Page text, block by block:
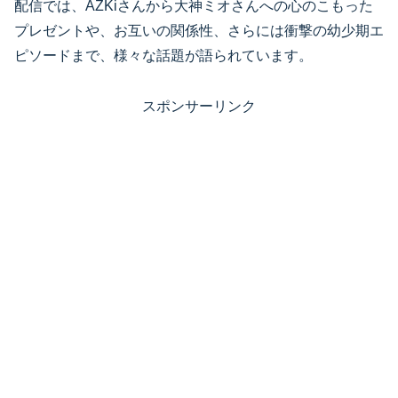
配信では、AZKiさんから大神ミオさんへの心のこもった
プレゼントや、お互いの関係性、さらには衝撃の幼少期エ
ピソードまで、様々な話題が語られています。
スポンサーリンク